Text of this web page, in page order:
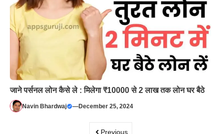
जाने पर्सनल लोन कैसे ले : मिलेगा ₹10000 से 2 लाख तक लोन घर बैठे
Navin Bhardwaj —December 25, 2024
Previous